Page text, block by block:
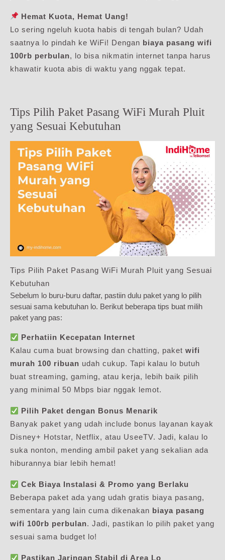
Hemat Kuota, Hemat Uang!
Lo sering ngeluh kuota habis di tengah bulan? Udah
saatnya lo pindah ke WiFi! Dengan biaya pasang wifi
100rb perbulan, lo bisa nikmatin internet tanpa harus
khawatir kuota abis di waktu yang nggak tepat.
Tips Pilih Paket Pasang WiFi Murah Pluit
yang Sesuai Kebutuhan
Tips Pilih Paket Pasang WiFi Murah Pluit yang Sesuai
Kebutuhan
Sebelum lo buru-buru daftar, pastiin dulu paket yang lo pilih
sesuai sama kebutuhan lo. Berikut beberapa tips buat milih
paket yang pas:
Perhatiin Kecepatan Internet
Kalau cuma buat browsing dan chatting, paket wifi
murah 100 ribuan udah cukup. Tapi kalau lo butuh
buat streaming, gaming, atau kerja, lebih baik pilih
yang minimal 50 Mbps biar nggak lemot.
Pilih Paket dengan Bonus Menarik
Banyak paket yang udah include bonus layanan kayak
Disney+ Hotstar, Netflix, atau UseeTV. Jadi, kalau lo
suka nonton, mending ambil paket yang sekalian ada
hiburannya biar lebih hemat!
Cek Biaya Instalasi & Promo yang Berlaku
Beberapa paket ada yang udah gratis biaya pasang,
sementara yang lain cuma dikenakan biaya pasang
wifi 100rb perbulan. Jadi, pastikan lo pilih paket yang
sesuai sama budget lo!
Pastikan Jaringan Stabil di Area Lo